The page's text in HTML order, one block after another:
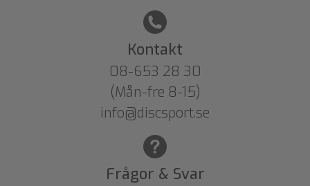
Kontakt
08-653 28 30
(Mån-fre 8-15)
info@discsport.se
Frågor & Svar